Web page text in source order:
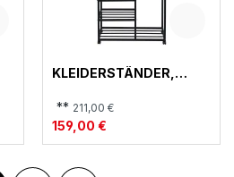
KLEIDERSTÄNDER,
** 211,00 €
159,00 €